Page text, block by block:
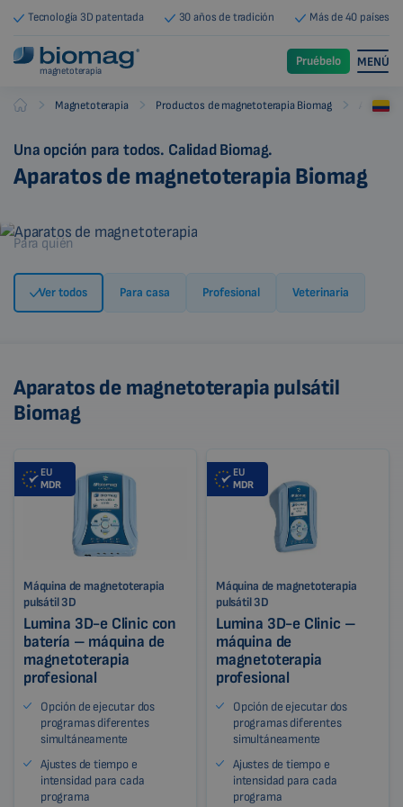
Tecnología 3D patentada 30 años de tradición Más de 40 países
magnetoterapia
Pruébelo MENÚ
Biomag Magnetoterapia Productos de magnetoterapia Biomag
Una opción para todos. Calidad Biomag.
Aparatos de magnetoterapia Biomag
Para quién
Ver todos Para casa Profesional Veterinaria
Aparatos de magnetoterapia pulsátil
Biomag
EU
MDR
Máquina de magnetoterapia
pulsátil 3D
Lumina 3D-e Clinic con
batería – máquina de
magnetoterapia
profesional
Opción de ejecutar dos
programas diferentes
simultáneamente
Ajustes de tiempo e
intensidad para cada
programa
EU
MDR
Máquina de magnetoterapia
pulsátil 3D
Lumina 3D-e Clinic –
máquina de
magnetoterapia
profesional
Opción de ejecutar dos
programas diferentes
simultáneamente
Ajustes de tiempo e
intensidad para cada
programa